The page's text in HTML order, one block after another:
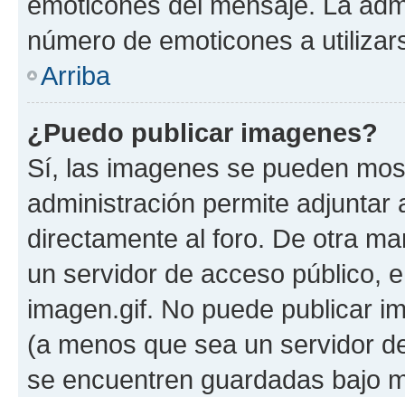
número de emoticones a
Arriba
¿Puedo publicar imagenes?
Sí, las imagenes se pueden
administración permite
directamente al foro. De otra
un servidor de acceso público,
imagen.gif. No puede publicar
(a menos que sea un servidor
se encuentren guardadas bajo